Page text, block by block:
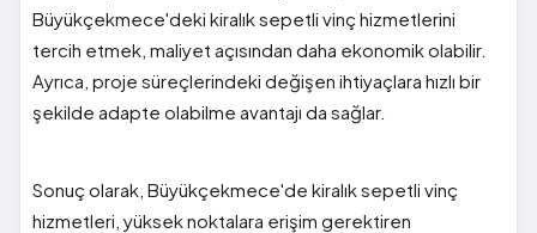
Büyükçekmece'deki kiralık sepetli vinç hizmetlerini
tercih etmek, maliyet açısından daha ekonomik olabilir.
Ayrıca, proje süreçlerindeki değişen ihtiyaçlara hızlı bir
şekilde adapte olabilme avantajı da sağlar.
Sonuç olarak, Büyükçekmece'de kiralık sepetli vinç
hizmetleri, yüksek noktalara erişim gerektiren